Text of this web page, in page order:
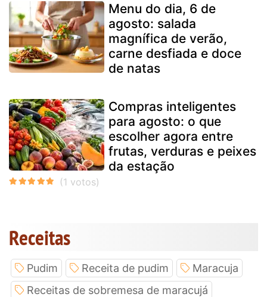
Menu do dia, 6 de
agosto: salada
magnífica de verão,
carne desfiada e doce
de natas
Compras inteligentes
para agosto: o que
escolher agora entre
frutas, verduras e peixes
da estação
Receitas
Pudim Receita de pudim
Maracuja
Receitas de sobremesa de maracujá